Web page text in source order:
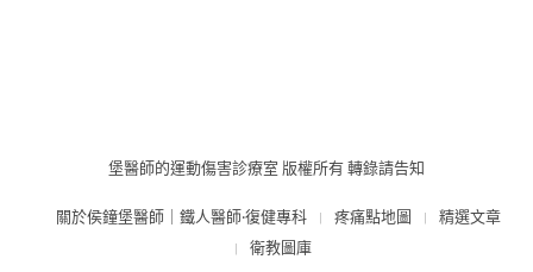
堡醫師的運動傷害診療室 版權所有 轉錄請告知
關於侯鐘堡醫師｜鐵人醫師‧復健專科 疼痛點地圖
精選文章
衛教圖庫